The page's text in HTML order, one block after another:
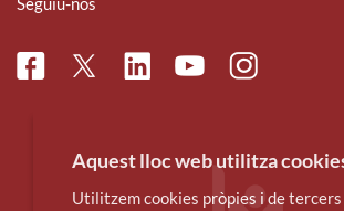
FacebookTwitterLinkedinYoutubeInstagram
Aquest lloc web utilitza
Utilitzem cookies pròpies i de